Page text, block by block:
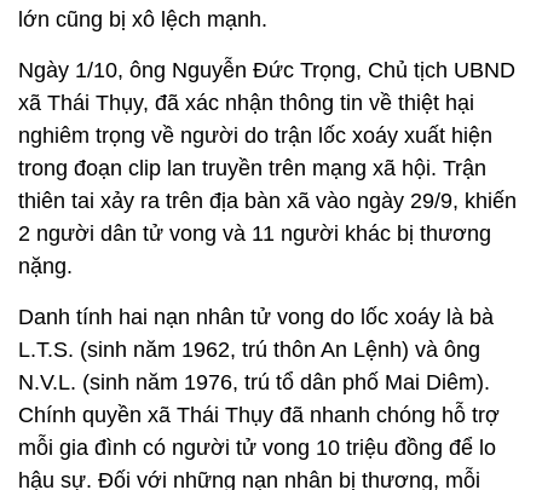
lớn cũng bị xô lệch mạnh.
Ngày 1/10, ông Nguyễn Đức Trọng, Chủ tịch UBND
xã Thái Thụy, đã xác nhận thông tin về thiệt hại
nghiêm trọng về người do trận lốc xoáy xuất hiện
trong đoạn clip lan truyền trên mạng xã hội. Trận
thiên tai xảy ra trên địa bàn xã vào ngày 29/9, khiến
2 người dân tử vong và 11 người khác bị thương
nặng.
Danh tính hai nạn nhân tử vong do lốc xoáy là bà
L.T.S. (sinh năm 1962, trú thôn An Lệnh) và ông
N.V.L. (sinh năm 1976, trú tổ dân phố Mai Diêm).
Chính quyền xã Thái Thụy đã nhanh chóng hỗ trợ
mỗi gia đình có người tử vong 10 triệu đồng để lo
hậu sự. Đối với những nạn nhân bị thương, mỗi